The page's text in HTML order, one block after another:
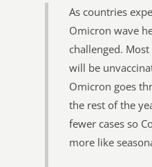
As countries
Omicron wave
challenged.
will be
Omicron goes
the rest of the
fewer cases so
more like